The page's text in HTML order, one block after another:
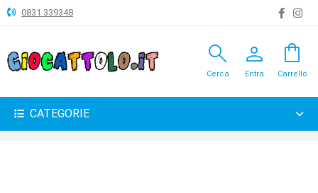
ANIMALI
BAMBOLE
0831 339348
search
Cerca
person
Entra
shopping_bag
Carrello
CATEGORIE